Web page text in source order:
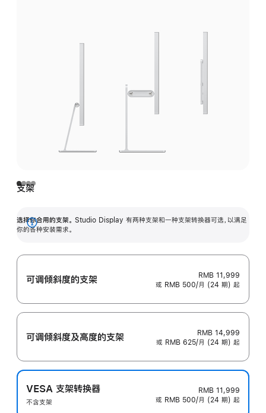
支架
选择你合用的支架。 Studio Display 有两种支架和一种支架转换器可选，以满足
你的各种安装需求。
展
可调倾斜度的支架
RMB 11,999
或 RMB 500/月 (24 期) 起
可调倾斜度及高‍度的支‍架
RMB 14,999
或 RMB 625/月 (24 期) 起
VESA 支架转换器
不含支架
RMB 11,999
或 RMB 500/月 (24 期) 起